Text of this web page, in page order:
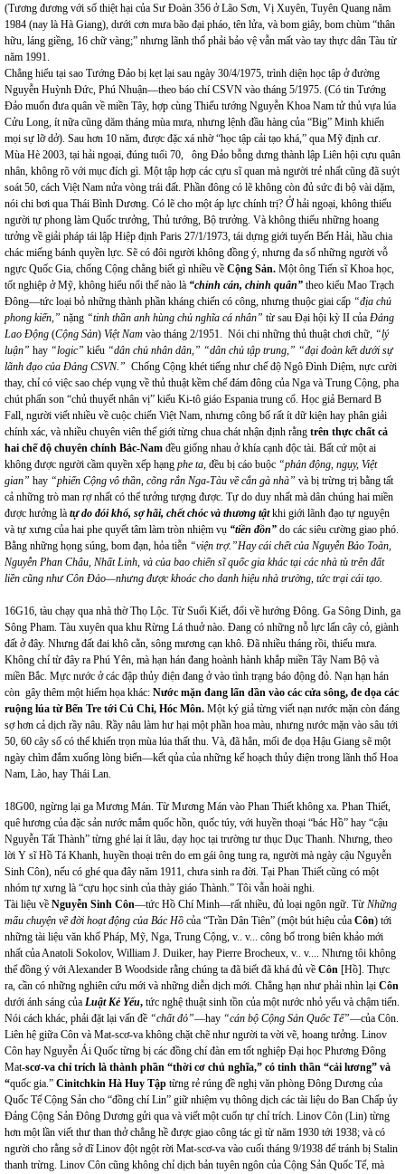
(Tương đương với số thiệt hại của Sư Đoàn 356 ở Lão Sơn, Vị Xuyên, Tuyên Quang năm
1984 (nay là Hà Giang), dưới cơn mưa bão đại pháo, tên lửa, và bom giây, bom chùm “thân
hữu, láng giềng, 16 chữ vàng;” nhưng lãnh thố phải bảo vệ vẫn mất vào tay thực dân Tàu từ
năm 1991.
Chẳng hiểu tại sao Tướng Đảo bị kẹt lại sau ngày 30/4/1975, trình diện học tập ở đường
Nguyễn Huỳnh Đức, Phú Nhuận—theo báo chí CSVN vào tháng 5/1975. (Có tin Tướng
Đảo muốn đưa quân về miền Tây, hợp cùng Thiếu tướng Nguyễn Khoa Nam tử thủ vựa lúa
Cửu Long, ít nữa cũng dăm tháng mùa mưa, nhưng lệnh đầu hàng của “Big” Minh khiến
mọi sự lỡ dở). Sau hơn 10 năm, được đặc xá nhờ “học tập cải tạo khá,” qua Mỹ định cư.
Mùa Hè 2003, tại hải ngoại, đúng tuổi 70, ông Đảo bỗng dưng thành lập Liên hội cựu quân
nhân, không rõ với mục đích gì. Một tập hợp các cựu sĩ quan mà người trẻ nhất cũng đã suýt
soát 50, cách Việt Nam nửa vòng trái đất. Phần đông có lẽ không còn đủ sức đi bộ vài dặm,
nói chi bơi qua Thái Bình Dương. Có lẽ cho một áp lực chính trị? Ở hải ngoại, không thiếu
người tự phong làm Quốc trưởng, Thủ tướng, Bộ trưởng. Và không thiếu những hoang
tưởng về giải pháp tái lập Hiệp định Paris 27/1/1973, tái dựng giới tuyến Bến Hải, hầu chia
chác miếng bánh quyền lực. Sẽ có đôi người không đồng ý, nhưng đa số những người vỗ
ngực Quốc Gia, chống Cộng chẳng biết gì nhiều về Cộng Sản. Một ông Tiến sĩ Khoa học,
tốt nghiệp ở Mỹ, không hiểu nổi thế nào là “chỉnh cán, chỉnh quân” theo kiểu Mao Trạch
Đông—tức loại bỏ những thành phần kháng chiến có công, nhưng thuộc giai cấp “địa chủ
phong kiến,” nặng “tinh thần anh hùng chủ nghĩa cá nhân” từ sau Đại hội kỳ II của Đảng
Lao Động (Cộng Sản) Việt Nam vào tháng 2/1951. Nói chi những thủ thuật chơi chữ, “lý
luận” hay “logic” kiểu “dân chủ nhân dân,” “dân chủ tập trung,” “đại đoàn kết dưới sự
lãnh đạo của Đảng CSVN.” Chống Cộng khét tiếng như chế độ Ngô Đình Diệm, nực cười
thay, chỉ có việc sao chép vụng về thủ thuật kềm chế đám đông của Nga và Trung Cộng, pha
chút phấn son “chủ thuyết nhân vị” kiểu Ki-tô giáo Espania trung cổ. Học giả Bernard B
Fall, người viết nhiều về cuộc chiến Việt Nam, nhưng công bố rất ít dữ kiện hay phân giải
chính xác, và nhiều chuyên viên thế giới từng chua chát nhận định rằng trên thực chất cả
hai chế độ chuyên chính Bắc-Nam đều giống nhau ở khía cạnh độc tài. Bất cứ một ai
không được người cầm quyền xếp hạng phe ta, đều bị cáo buộc “phản động, ngụy, Việt
gian” hay “phiến Cộng vô thần, cõng rắn Nga-Tàu về cắn gà nhà” và bị trừng trị bằng tất
cả những trò man rợ nhất có thể tưởng tượng được. Tự do duy nhất mà dân chúng hai miền
được hưởng là tự do đói khổ, sợ hãi, chết chóc và thương tậtkhi giới lãnh đạo tự nguyện
và tự xưng của hai phe quyết tâm làm tròn nhiệm vụ “tiền đồn” do các siêu cường giao phó.
Bằng những họng súng, bom đạn, hỏa tiễn “viện trợ.”Hay cái chết của Nguyễn Bảo Toàn,
Nguyễn Phan Châu, Nhất Linh, và của bao chiến sĩ quốc gia khác tại các nhà tù trên đất
liền cũng như Côn Đảo—nhưng được khoác cho danh hiệu nhà trường, tức trại cái tạo.
16G16, tàu chạy qua nhà thờ Thọ Lộc. Từ Suối Kiết, đổi về hướng Đông. Ga Sông Dinh, ga
Sông Pham. Tàu xuyên qua khu Rừng Lá thuở nào. Đang có những nỗ lực lấn cây cỏ, giành
đất ở đây. Nhưng đất đai khô cằn, sông mương cạn khô. Đã nhiều tháng rồi, thiếu mưa.
Không chỉ từ đây ra Phú Yên, mà hạn hán đang hoành hành khắp miền Tây Nam Bộ và
miền Bắc. Mực nước ở các đập thủy điện đang ở vào tình trạng báo động đỏ. Nạn hạn hán
còn gây thêm một hiểm họa khác: Nước mặn đang lấn dần vào các cửa sông, đe dọa các
ruộng lúa từ Bến Tre tới Củ Chi, Hóc Môn. Một ký giả từng viết nạn nước mặn còn đáng
sợ hơn cả dịch rầy nâu. Rầy nâu làm hư hại một phần hoa màu, nhưng nước mặn vào sâu tới
50, 60 cây số có thể khiến trọn mùa lúa thất thu. Và, đã hẳn, mối đe dọa Hậu Giang sẽ một
ngày chìm đắm xuống lòng biển—kết qủa của những kế hoạch thủy điện trong lãnh thổ Hoa
Nam, Lào, hay Thái Lan.
18G00, ngừng lại ga Mương Mán. Từ Mương Mán vào Phan Thiết không xa. Phan Thiết,
quê hương của đặc sản nước mắm quốc hồn, quốc túy, với huyền thoại “bác Hồ” hay “cậu
Nguyễn Tất Thành” từng ghé lại ít lâu, dạy học tại trường tư thục Dục Thanh. Nhưng, theo
lời Y sĩ Hồ Tá Khanh, huyền thoại trên do em gái ông tung ra, người mà ngày cậu Nguyễn
Sinh Côn), nếu có ghé qua đây năm 1911, chưa sinh ra đời. Tại Phan Thiết cũng có một
nhóm tự xưng là “cựu học sinh của thày giáo Thành.” Tôi vẫn hoài nghi.
Tài liệu về Nguyễn Sinh Côn—tức Hồ Chí Minh—rất nhiều, đủ loại ngôn ngữ. Từ Những
mẩu chuyện về đời hoạt động của Bác Hồ của “Trần Dân Tiên” (một bút hiệu của Côn) tới
những tài liệu văn khố Pháp, Mỹ, Nga, Trung Cộng, v.. v... công bố trong biên khảo mới
nhất của Anatoli Sokolov, William J. Duiker, hay Pierre Brocheux, v.. v.... Nhưng tôi không
thể đồng ý với Alexander B Woodside rằng chúng ta đã biết đã khá đủ về Côn [Hồ]. Thực
ra, cần có những nghiên cứu mới và những diễn dịch mới. Chẳng hạn như phải nhìn lại Côn
dưới ánh sáng của Luật Kẻ Yếu, tức nghệ thuật sinh tồn của một nước nhỏ yếu và chậm tiến.
Nói cách khác, phải đặt lại vấn đề “chất đỏ”—hay “cán bộ Cộng Sản Quốc Tế”—của Côn.
Liên hệ giữa Côn và Mat-scơ-va không chặt chẽ như người ta vời vẽ, hoang tưởng. Linov
Côn hay Nguyễn Ái Quốc từng bị các đồng chí đàn em tốt nghiệp Đại học Phương Đông
Mat-scơ-va chỉ trích là thành phần “thời cơ chủ nghĩa,” có tinh thần “cải lương” và
“quốc gia.” Cinitchkin Hà Huy Tập từng rẻ rúng đề nghị văn phòng Đông Dương của
Quốc Tế Cộng Sản cho “đồng chí Lin” giữ nhiệm vụ thông dịch các tài liệu do Ban Chấp ủy
Đảng Cộng Sản Đông Dương gửi qua và viết một cuốn tự chỉ trích. Linov Côn (Lin) từng
hơn một lần viết thư than thở chẳng hề được giao công tác gì từ năm 1930 tới 1938; và có
người cho rằng sở dĩ Linov đột ngột rời Mat-scơ-va vào cuối tháng 9/1938 để tránh bị Stalin
thanh trừng. Linov Côn cũng không chỉ dịch bản tuyên ngôn của Cộng Sản Quốc Tế, mà